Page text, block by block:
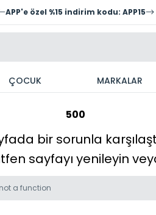
APP'e özel %15 indirim kodu: APP15
ÇOCUK MARKALAR
500
bir sorunla
sayfayı yenileyin
a function